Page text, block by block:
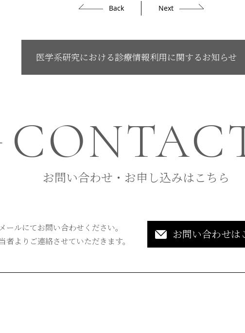
Back Next
医学系研究における診療情報利用に関するお知らせ
お問い合わせ・お申し込みはこちら
ールにてお問い合わせください。
者よりご連絡させていただきます。
お問い合わせは